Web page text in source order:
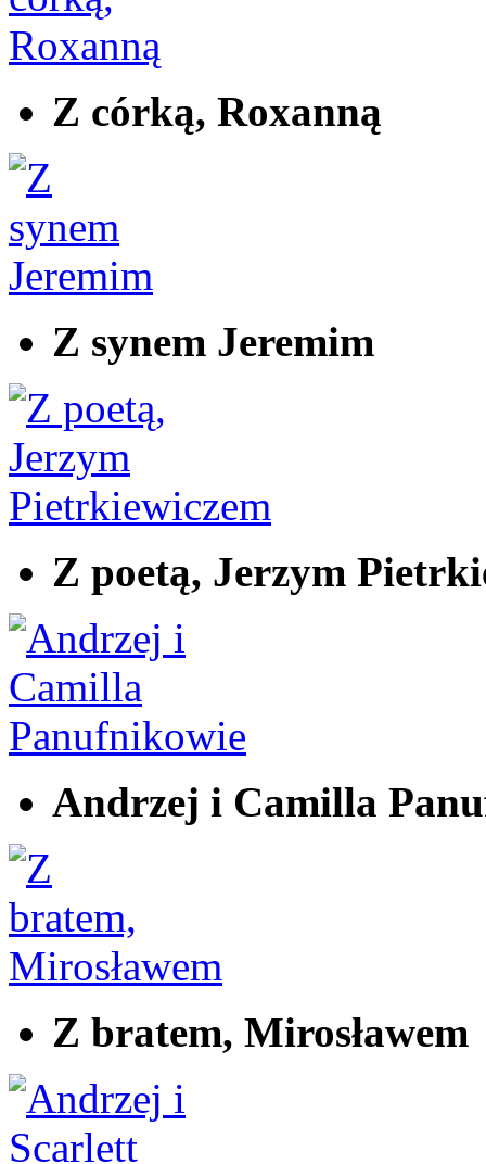
Z córką, Roxanną
Z synem Jeremim
Z poetą, Jerzym
Andrzej i Camilla
Z bratem, Mirosławem